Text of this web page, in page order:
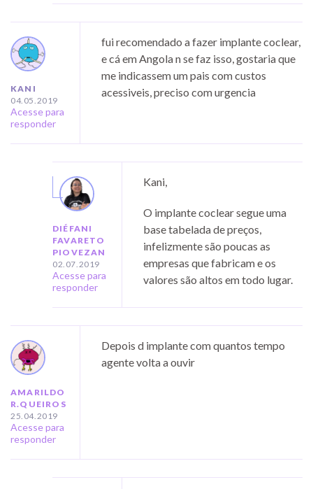
KANI
04.05.2019
Acesse para
responder
fui recomendado a fazer implante coclear,
e cá em Angola n se faz isso, gostaria que
me indicassem um pais com custos
acessiveis, preciso com urgencia
DIÉFANI
FAVARETO
PIOVEZAN
02.07.2019
Acesse para
responder
Kani,
O implante coclear segue uma
base tabelada de preços,
infelizmente são poucas as
empresas que fabricam e os
valores são altos em todo lugar.
AMARILDO
R.QUEIROS
25.04.2019
Acesse para
responder
Depois d implante com quantos tempo
agente volta a ouvir